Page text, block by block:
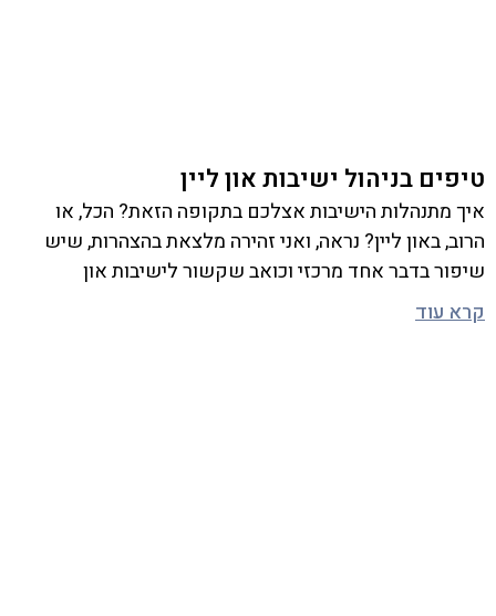
טיפים בניהול ישיבות און ליין
איך מתנהלות הישיבות אצלכם בתקופה הזאת? הכל, או
הרוב, באון ליין? נראה, ואני זהירה מלצאת בהצהרות, שיש
שיפור בדבר אחד מרכזי וכואב שקשור לישיבות און
קרא עוד